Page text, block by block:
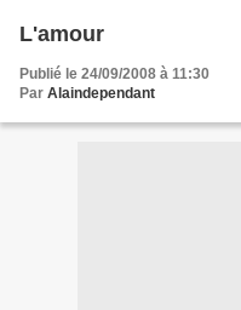
L'amour
Publié le 24/09/2008 à 11:30
Par Alaindependant